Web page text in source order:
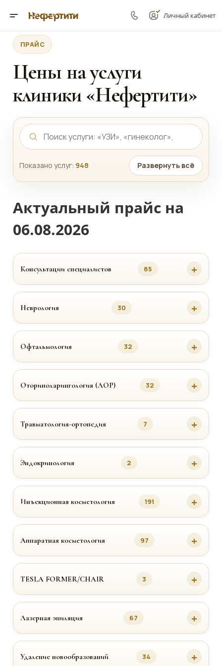
Личный кабинет
ПРАЙС
Цены на услуги
клиники «Нефертити»
Показано услуг: 948 Развернуть всё
Актуальный прайс на
06.08.2026
Консультации специалистов 85
Неврология 30
Офтальмология 32
Оториноларингология (ЛОР) 32
Травматология-ортопедия 7
Эндокринология 2
Инъекционная косметология 191
Аппаратная косметология 97
TESLA FORMER/CHAIR 3
Лазерная эпиляция 67
Удаление новообразований 34